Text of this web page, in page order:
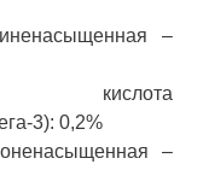
–
кислота
3): 0,2%
–